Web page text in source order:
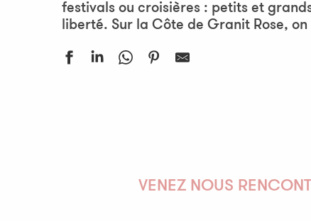
festivals ou croisières : petits et
liberté. Sur la Côte de Granit Rose,
Pôle artistique de l'Etang Neuf
Tennis et padel club de TrégastelVENEZ NOUS